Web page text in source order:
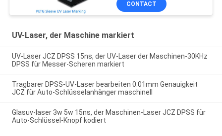
CONTACT
UV-Laser, der Maschine markiert
UV-Laser JCZ DPSS 15ns, der UV-Laser der Maschinen-30KHz
DPSS für Messer-Scheren markiert
Tragbarer DPSS-UV-Laser bearbeiten 0.01mm Genauigkeit
JCZ für Auto-Schlüsselanhänger maschinell
Glasuv-laser 3w 5w 15ns, der Maschinen-Laser JCZ DPSS für
Auto-Schlüssel-Knopf kodiert